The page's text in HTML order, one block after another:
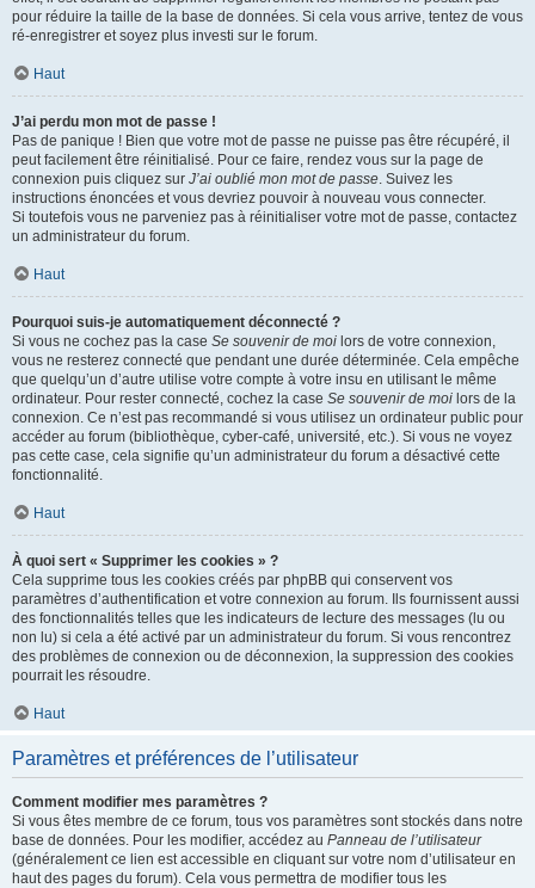
pour réduire la taille de la base de données. Si cela vous arrive, tentez de vous
ré-enregistrer et soyez plus investi sur le forum.
Haut
J’ai perdu mon mot de passe !
Pas de panique ! Bien que votre mot de passe ne puisse pas être récupéré, il
peut facilement être réinitialisé. Pour ce faire, rendez vous sur la page de
connexion puis cliquez sur J’ai oublié mon mot de passe. Suivez les
instructions énoncées et vous devriez pouvoir à nouveau vous connecter.
Si toutefois vous ne parveniez pas à réinitialiser votre mot de passe, contactez
un administrateur du forum.
Haut
Pourquoi suis-je automatiquement déconnecté ?
Si vous ne cochez pas la case Se souvenir de moi lors de votre connexion,
vous ne resterez connecté que pendant une durée déterminée. Cela empêche
que quelqu’un d’autre utilise votre compte à votre insu en utilisant le même
ordinateur. Pour rester connecté, cochez la case Se souvenir de moi lors de la
connexion. Ce n’est pas recommandé si vous utilisez un ordinateur public pour
accéder au forum (bibliothèque, cyber-café, université, etc.). Si vous ne voyez
pas cette case, cela signifie qu’un administrateur du forum a désactivé cette
fonctionnalité.
Haut
À quoi sert « Supprimer les cookies » ?
Cela supprime tous les cookies créés par phpBB qui conservent vos
paramètres d’authentification et votre connexion au forum. Ils fournissent aussi
des fonctionnalités telles que les indicateurs de lecture des messages (lu ou
non lu) si cela a été activé par un administrateur du forum. Si vous rencontrez
des problèmes de connexion ou de déconnexion, la suppression des cookies
pourrait les résoudre.
Haut
Paramètres et préférences de l’utilisateur
Comment modifier mes paramètres ?
Si vous êtes membre de ce forum, tous vos paramètres sont stockés dans notre
base de données. Pour les modifier, accédez au Panneau de l’utilisateur
(généralement ce lien est accessible en cliquant sur votre nom d’utilisateur en
haut des pages du forum). Cela vous permettra de modifier tous les